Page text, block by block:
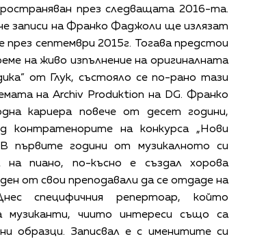
през следващата 2016-та.
записи на Франко Фаджоли ще излязат
през септември 2015г. Тогава предстои
на живо изпълнение на оригиналната
от Глук, състояло се по-рано тази
на Archiv Produktion на DG. Франко
кариера повече от десет години,
контратенорите на конкурса „Нови
В първите години от музикалното си
пиано, по-късно е създал хорова
от свои преподавали да се отдаде на
специфичния репертоар, който
музиканти, чиито интереси също са
образци. Записвал е с именитите си